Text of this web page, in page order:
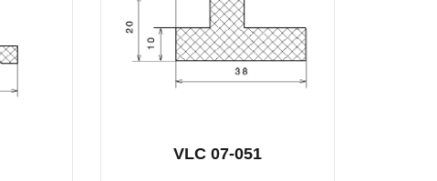
VLC 07-051